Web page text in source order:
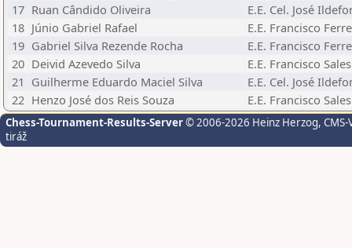
17 Ruan Cândido Oliveira
E.E. Cel. José
18 Júnio Gabriel Rafael
E.E. Francisco
19 Gabriel Silva Rezende Rocha
E.E. Francisco
20 Deivid Azevedo Silva
E.E. Francisco
21 Guilherme Eduardo Maciel Silva
E.E. Cel. José
22 Henzo José dos Reis Souza E.E. Francisco
Chess-Tournament-Results-Server© 2006-2026 Heinz Herzog,
tiráž